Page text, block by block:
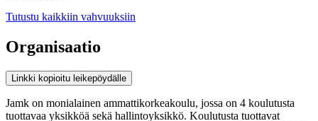
Tutustu kaikkiin vahvuuksiin
Organisaatio
Linkki kopioitu leikepöydälle
Jamk on monialainen ammattikorkeakoulu, jossa on 4 koulutusta
tuottavaa yksikköä sekä hallintoyksikkö. Koulutusta tuottavat